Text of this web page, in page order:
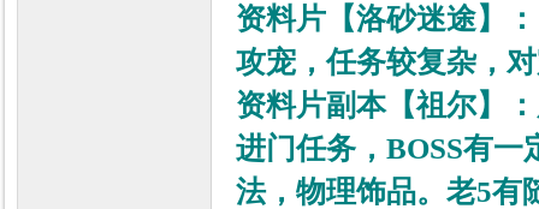
资料片【洛砂迷途】
攻宠，任务较复杂，
资料片副本【祖尔】
进门任务，BOSS有
法，物理饰品。老5有